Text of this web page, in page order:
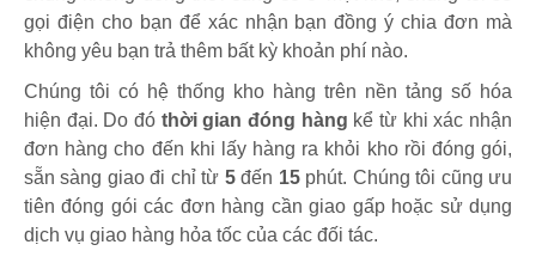
gọi điện cho bạn để xác nhận bạn đồng ý chia đơn mà
không yêu bạn trả thêm bất kỳ khoản phí nào.
Chúng tôi có hệ thống kho hàng trên nền tảng số hóa
hiện đại. Do đó thời gian đóng hàng kể từ khi xác nhận
đơn hàng cho đến khi lấy hàng ra khỏi kho rồi đóng gói,
sẵn sàng giao đi chỉ từ 5đến 15 phút. Chúng tôi cũng ưu
tiên đóng gói các đơn hàng cần giao gấp hoặc sử dụng
dịch vụ giao hàng hỏa tốc của các đối tác.